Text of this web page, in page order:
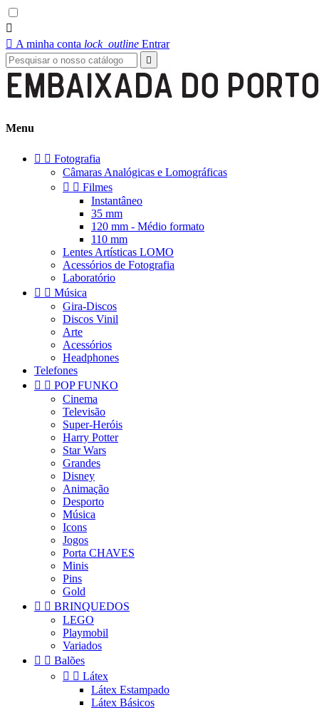

 A minha conta lock_outline Entrar

Menu
  Fotografia
Câmaras Analógicas e Lomográficas
  Filmes
Instantâneo
35 mm
120 mm - Médio formato
110 mm
Lentes Artísticas LOMO
Acessórios de Fotografia
Laboratório
  Música
Gira-Discos
Discos Vinil
Arte
Acessórios
Headphones
Telefones
  POP FUNKO
Cinema
Televisão
Super-Heróis
Harry Potter
Star Wars
Grandes
Disney
Animação
Desporto
Música
Icons
Jogos
Porta CHAVES
Minis
Pins
Gold
  BRINQUEDOS
LEGO
Playmobil
Variados
  Balões
  Látex
Látex Estampado
Látex Básicos